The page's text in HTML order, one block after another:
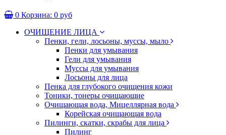
0 Корзина: 0 руб
ОЧИЩЕНИЕ ЛИЦА
Пенки, гели, лосьоны, муссы, мыло
Пенки для умывания
Гели для умывания
Муссы для умывания
Лосьоны для лица
Пенка для глубокого очищения кожи
Тоники, тонеры очищающие
Очищающая вода, Мицеллярная вода
Корейская очищающая вода
Пилинги, скатки, скрабы для лица
Пилинг